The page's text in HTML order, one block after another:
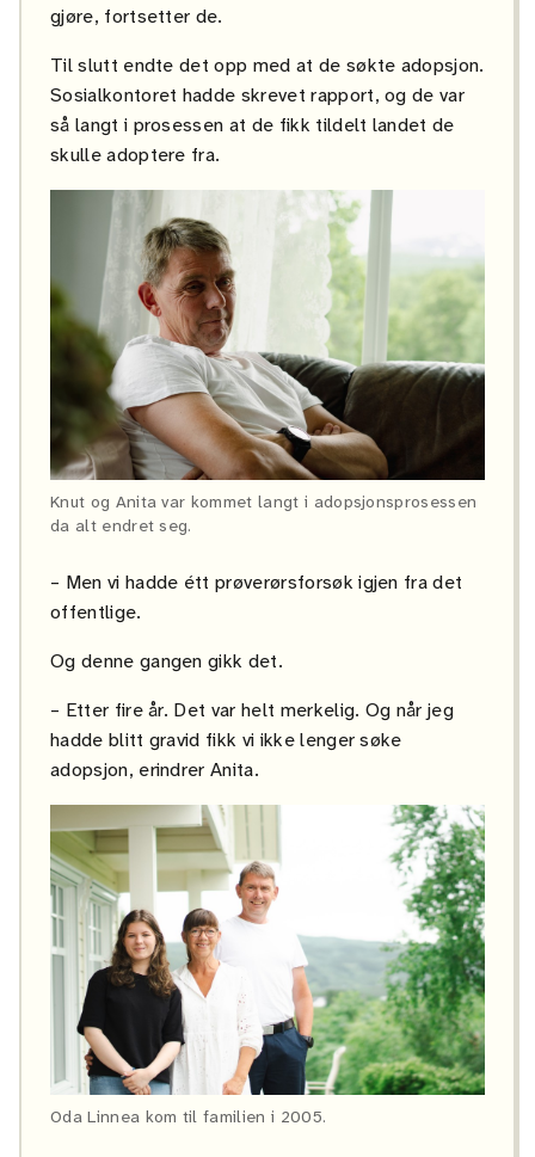
gjøre, fortsetter de.
Til slutt endte det opp med at de søkte adopsjon.
Sosialkontoret hadde skrevet rapport, og de var
så langt i prosessen at de fikk tildelt landet de
skulle adoptere fra.
Knut og Anita var kommet langt i adopsjonsprosessen
da alt endret seg.
– Men vi hadde étt prøverørsforsøk igjen fra det
offentlige.
Og denne gangen gikk det.
– Etter fire år. Det var helt merkelig. Og når jeg
hadde blitt gravid fikk vi ikke lenger søke
adopsjon, erindrer Anita.
Oda Linnea kom til familien i 2005.